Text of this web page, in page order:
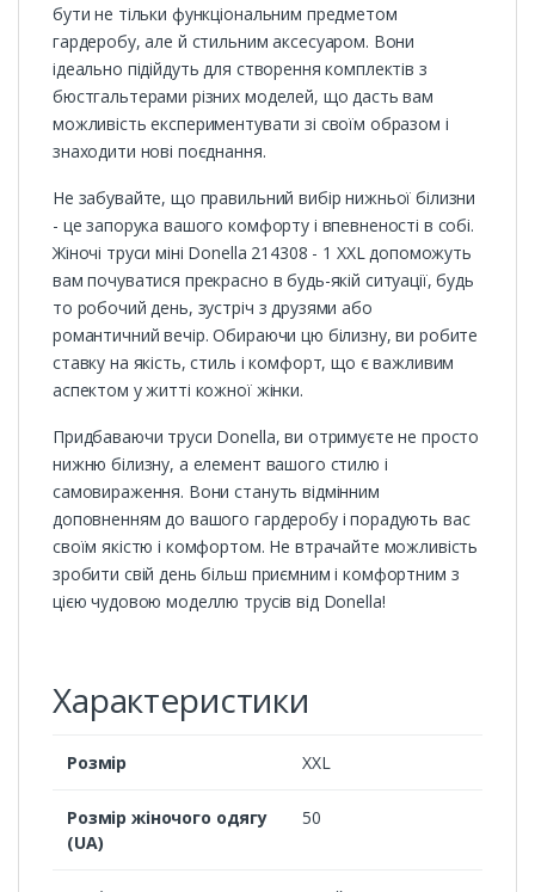
бути не тільки функціональним предметом
гардеробу, але й стильним аксесуаром. Вони
ідеально підійдуть для створення комплектів з
бюстгальтерами різних моделей, що дасть вам
можливість експериментувати зі своїм образом і
знаходити нові поєднання.
Не забувайте, що правильний вибір нижньої білизни
- це запорука вашого комфорту і впевненості в собі.
Жіночі труси міні Donella 214308 - 1 XXL допоможуть
вам почуватися прекрасно в будь-якій ситуації, будь
то робочий день, зустріч з друзями або
романтичний вечір. Обираючи цю білизну, ви робите
ставку на якість, стиль і комфорт, що є важливим
аспектом у житті кожної жінки.
Придбаваючи труси Donella, ви отримуєте не просто
нижню білизну, а елемент вашого стилю і
самовираження. Вони стануть відмінним
доповненням до вашого гардеробу і порадують вас
своїм якістю і комфортом. Не втрачайте можливість
зробити свій день більш приємним і комфортним з
цією чудовою моделлю трусів від Donella!
Характеристики
Розмір XXL
Розмір жіночого одягу
(UA)
50